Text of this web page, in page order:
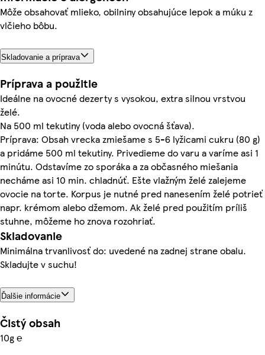
Môže obsahovať mlieko, obilniny obsahujúce lepok a múku z
vlčieho bôbu.
Skladovanie a príprava
Príprava a použitie
Ideálne na ovocné dezerty s vysokou, extra silnou vrstvou
želé.
Na 500 ml tekutiny (voda alebo ovocná šťava).
Príprava: Obsah vrecka zmiešame s 5-6 lyžicami cukru (80 g)
a pridáme 500 ml tekutiny. Privedieme do varu a varíme asi 1
minútu. Odstavíme zo sporáka a za občasného miešania
necháme asi 10 min. chladnúť. Ešte vlažným želé zalejeme
ovocie na torte. Korpus je nutné pred nanesením želé potrieť
napr. krémom alebo džemom. Ak želé pred použitím príliš
stuhne, môžeme ho znova rozohriať.
Skladovanie
Minimálna trvanlivosť do: uvedené na zadnej strane obalu.
Skladujte v suchu!
Ďalšie informácie
Čistý obsah
10g ℮